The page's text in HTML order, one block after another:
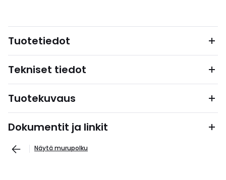
Tuotetiedot
Tekniset tiedot
Tuotekuvaus
Dokumentit ja linkit
Näytä murupolku